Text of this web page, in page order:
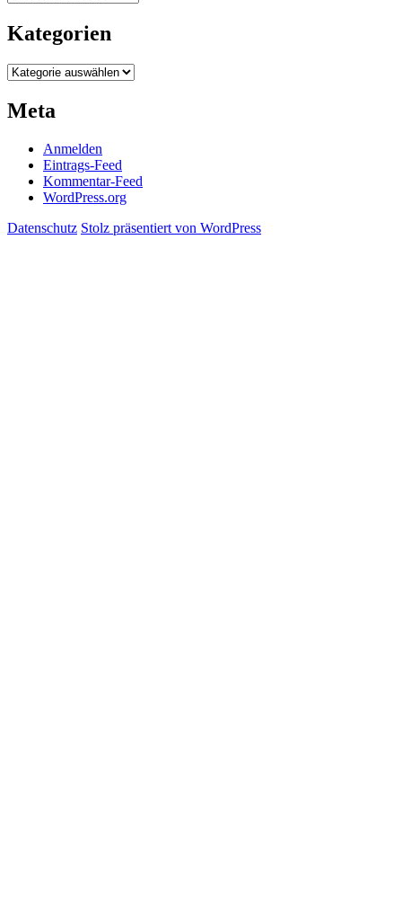
Kategorien
Kategorien
Meta
Anmelden
Eintrags-Feed
Kommentar-Feed
WordPress.org
Datenschutz Stolz präsentiert von WordPress